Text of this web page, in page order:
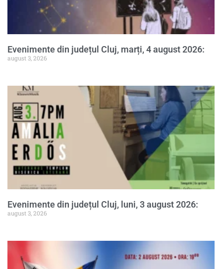
Evenimente din județul Cluj, marți, 4 august 2026:
august 3, 2026
Evenimente din județul Cluj, luni, 3 august 2026:
august 3, 2026